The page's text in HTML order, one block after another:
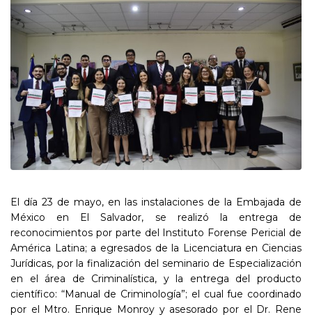
El día 23 de mayo, en las instalaciones de la Embajada de
México en El Salvador, se realizó la entrega de
reconocimientos por parte del Instituto Forense Pericial de
América Latina; a egresados de la Licenciatura en Ciencias
Jurídicas, por la finalización del seminario de Especialización
en el área de Criminalística, y la entrega del producto
científico: “Manual de Criminología”; el cual fue coordinado
por el Mtro. Enrique Monroy y asesorado por el Dr. Rene